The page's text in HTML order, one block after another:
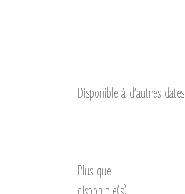
Disponible à d’autres dates
Plus que